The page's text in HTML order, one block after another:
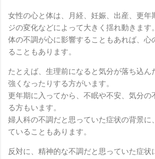
女性の心と体は、月経、妊娠、出産、更年
ジの変化などによって大きく揺れ動きます。
体の不調が心に影響することもあれば、心
ることもあります。
たとえば、生理前になると気分が落ち込ん
強くなったりする方がいます。
更年期に入ってから、不眠や不安、気分の
る方もいます。
婦人科の不調だと思っていた症状の背景に
ていることもあります。
反対に、精神的な不調だと思っていた症状